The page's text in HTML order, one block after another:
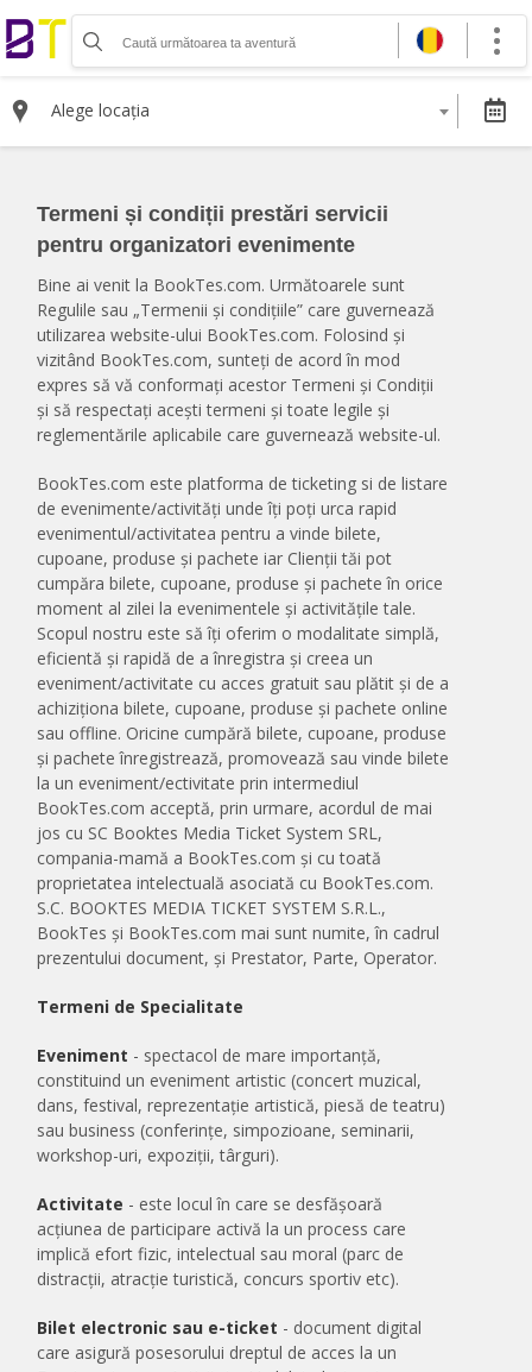
Alege locația
Organizează-ți activitatea
Listează-ți activitatea
Vinde bilete cu Booktes.com
Aplicația de control access
DESPRE NOI
Despre noi
Termeni și condiții pentru cumpărătorii de bilete
Termeni și condiții pentru organizatorii de evenimente
Politica de Confidențialitate
Politica cookie și publicitate
Selectează moneda
Termeni și condiții prestări servicii
pentru organizatori evenimente
Bine ai venit la BookTes.com. Următoarele sunt
Regulile sau „Termenii și condițiile” care guvernează
utilizarea website-ului BookTes.com. Folosind și
vizitând BookTes.com, sunteți de acord în mod
expres să vă conformați acestor Termeni și Condiții
și să respectați acești termeni și toate legile și
reglementările aplicabile care guvernează website-ul.
BookTes.com este platforma de ticketing si de listare
de evenimente/activități unde îți poți urca rapid
evenimentul/activitatea pentru a vinde bilete,
cupoane, produse și pachete iar Clienții tăi pot
cumpăra bilete, cupoane, produse și pachete în orice
moment al zilei la evenimentele și activitățile tale.
Scopul nostru este să îți oferim o modalitate simplă,
eficientă și rapidă de a înregistra și creea un
eveniment/activitate cu acces gratuit sau plătit și de a
achiziționa bilete, cupoane, produse și pachete online
sau offline. Oricine cumpără bilete, cupoane, produse
și pachete înregistrează, promovează sau vinde bilete
la un eveniment/ectivitate prin intermediul
BookTes.com acceptă, prin urmare, acordul de mai
jos cu SC Booktes Media Ticket System SRL,
compania-mamă a BookTes.com și cu toată
proprietatea intelectuală asociată cu BookTes.com.
S.C. BOOKTES MEDIA TICKET SYSTEM S.R.L.,
BookTes și BookTes.com mai sunt numite, în cadrul
prezentului document, și Prestator, Parte, Operator.
Termeni de Specialitate
Eveniment - spectacol de mare importanță,
constituind un eveniment artistic (concert muzical,
dans, festival, reprezentație artistică, piesă de teatru)
sau business (conferințe, simpozioane, seminarii,
workshop-uri, expoziții, târguri).
Activitate - este locul în care se desfășoară
acțiunea de participare activă la un process care
implică efort fizic, intelectual sau moral (parc de
distracții, atracție turistică, concurs sportiv etc).
Bilet electronic sau e-ticket - document digital
care asigură posesorului dreptul de acces la un